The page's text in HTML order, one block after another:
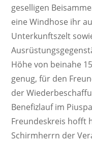
geselligen
eine Windhose ihr
Unterkunftszelt
Höhe von beinahe
genug, für den
der
Benefizlauf im
Freundeskreis hofft
Schirmherrn der